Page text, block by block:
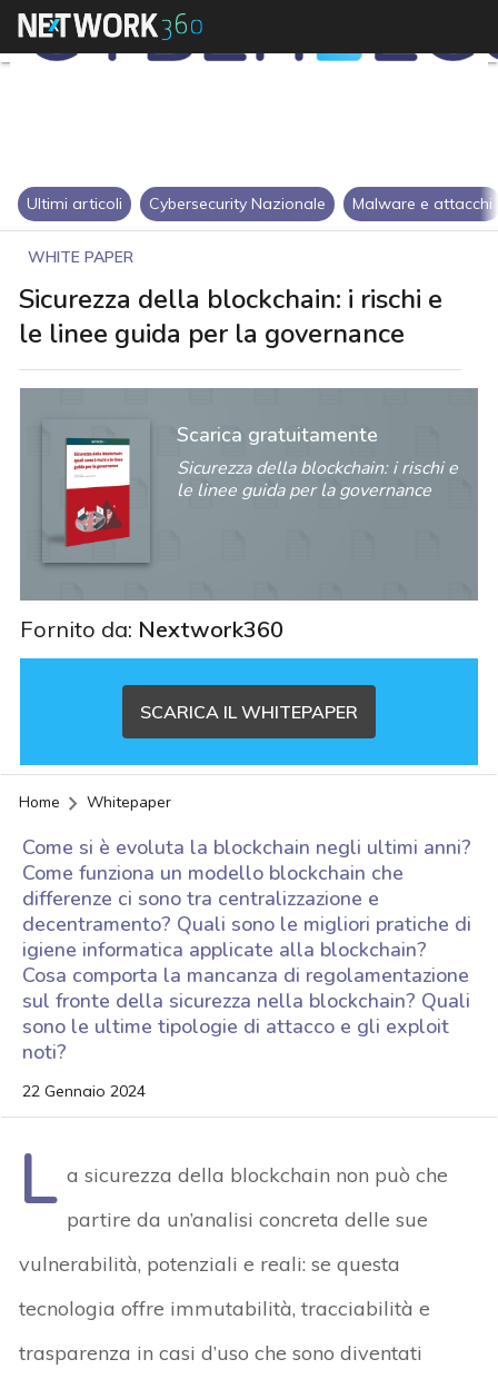
Ultimi articoli Cybersecurity Nazionale Malware e attacchi
WHITE PAPER
Sicurezza della blockchain: i rischi e
le linee guida per la governance
Scarica gratuitamente
Sicurezza della blockchain: i rischi e
le linee guida per la governance
Fornito da: Nextwork360
SCARICA IL WHITEPAPER
Home Whitepaper
Come si è evoluta la blockchain negli ultimi anni?
Come funziona un modello blockchain che
differenze ci sono tra centralizzazione e
decentramento? Quali sono le migliori pratiche di
igiene informatica applicate alla blockchain?
Cosa comporta la mancanza di regolamentazione
sul fronte della sicurezza nella blockchain? Quali
sono le ultime tipologie di attacco e gli exploit
noti?
22 Gennaio 2024
L a sicurezza della blockchain non può che
partire da un’analisi concreta delle sue
vulnerabilità, potenziali e reali: se questa
tecnologia offre immutabilità, tracciabilità e
trasparenza in casi d’uso che sono diventati